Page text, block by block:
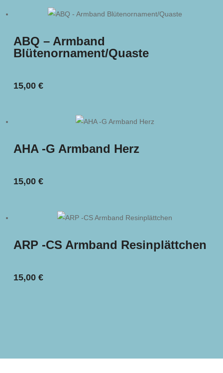
ABQ – Armband
Blütenornament/Quaste
15,00€
AHA -G Armband Herz
15,00€
ARP -CS Armband Resinplättchen
15,00€